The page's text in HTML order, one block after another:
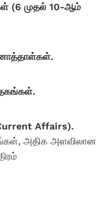
(6 முதல் 10-ஆம்
Affairs).
அதிக அளவிலான